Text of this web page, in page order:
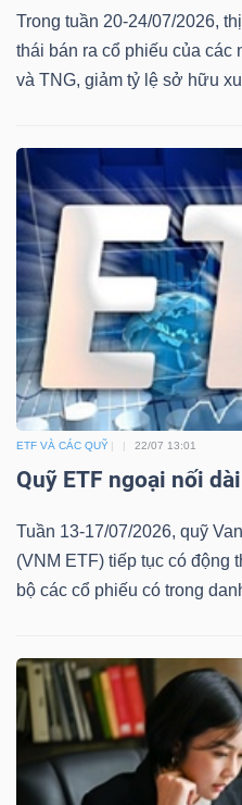
Trong tuần 20-24/07/2026,
thái bán ra cổ phiếu của các
và TNG, giảm tỷ lệ sở hữu
ETF VÀ CÁC QUỸ 22/07 13:01
Quỹ ETF ngoại nối
Tuần 13-17/07/2026, quỹ
(VNM ETF) tiếp tục có động
bộ các cổ phiếu có trong